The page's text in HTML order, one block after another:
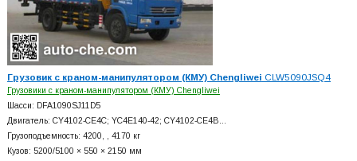
Грузовик с краном-манипулятором (КМУ) Chengliwei CLW5090JSQ4
Грузовики с краном-манипулятором (КМУ) Chengliwei
Шасси: DFA1090SJ11D5
Двигатель: CY4102-CE4C; YC4E140-42; CY4102-CE4B…
Грузоподъемность: 4200, , 4170 кг
Кузов: 5200/5100 × 550 × 2150 мм